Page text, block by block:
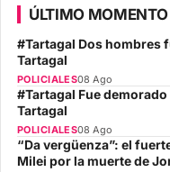
ÚLTIMO MOMENTO
#Tartagal Dos hombres
Tartagal
POLICIALES08 Ago
#Tartagal Fue
Tartagal
POLICIALES08 Ago
“Da vergüenza”: el
Milei por la muerte de